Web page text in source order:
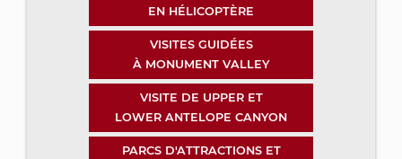
EN HÉLICOPTÈRE
VISITES GUIDÉES
À MONUMENT VALLEY
VISITE DE UPPER ET
LOWER ANTELOPE CANYON
PARCS D'ATTRACTIONS ET